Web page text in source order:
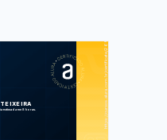
em 8 horas. https://cursos.alura.com.br/certificate/2699ac8b-ea7c-4185-8af8-b6621de4d246
LAS
Introdução ao versionamento
Inserindo e alterando os alunos em
os alunos em modo offline
o merge das informações